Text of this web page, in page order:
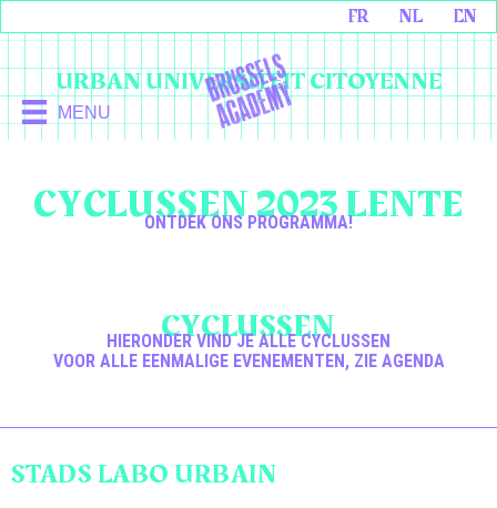
FR NL EN
URBAN UNIVERSITEIT CITOYENNE
MENU
CYCLUSSEN 2023 LENTE
ONTDEK ONS PROGRAMMA!
CYCLUSSEN
HIERONDER VIND JE ALLE CYCLUSSEN
VOOR ALLE EENMALIGE EVENEMENTEN, ZIE AGENDA
STADS LABO URBAIN